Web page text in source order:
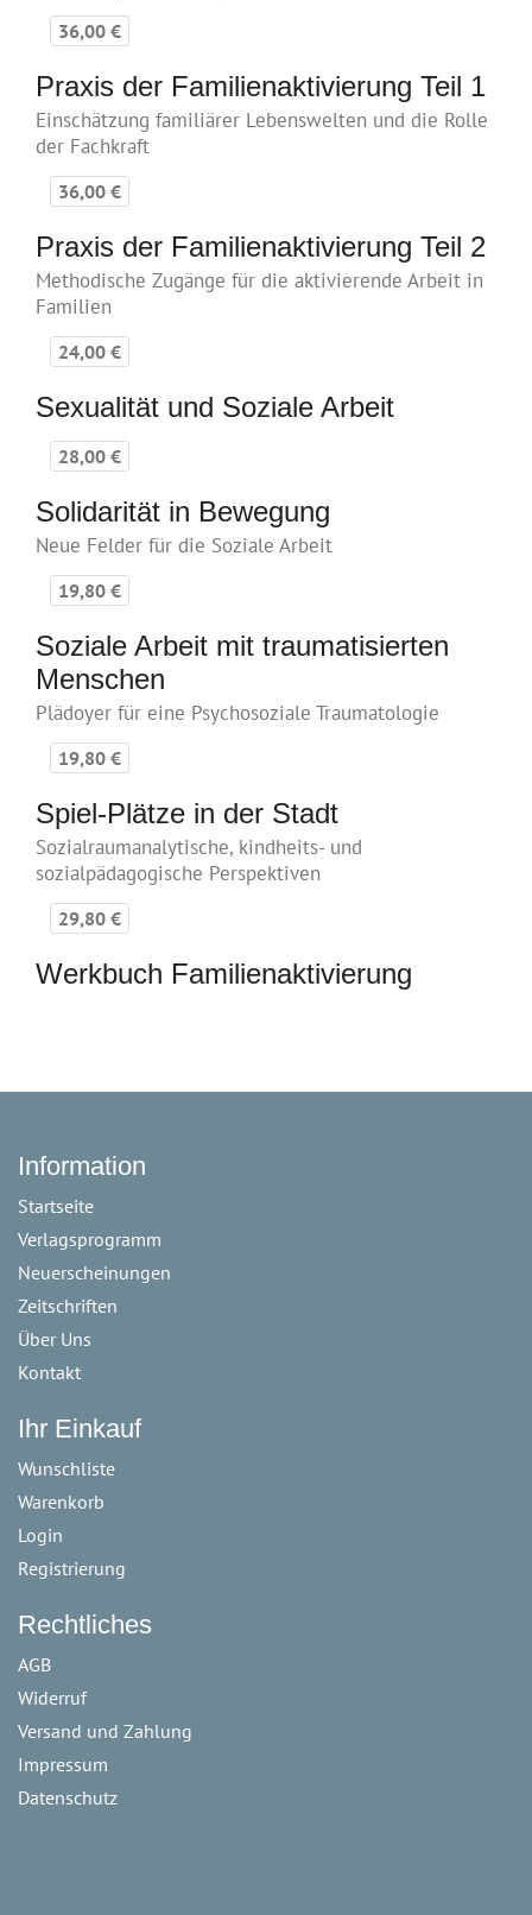
36,00 €
Praxis der Familienaktivierung Teil 1
Einschätzung familiärer Lebenswelten und die Rolle
der Fachkraft
36,00 €
Praxis der Familienaktivierung Teil 2
Methodische Zugänge für die aktivierende Arbeit in
Familien
24,00 €
Sexualität und Soziale Arbeit
28,00 €
Solidarität in Bewegung
Neue Felder für die Soziale Arbeit
19,80 €
Soziale Arbeit mit traumatisierten
Menschen
Plädoyer für eine Psychosoziale Traumatologie
19,80 €
Spiel-Plätze in der Stadt
Sozialraumanalytische, kindheits- und
sozialpädagogische Perspektiven
29,80 €
Werkbuch Familienaktivierung
Information
Startseite
Verlagsprogramm
Neuerscheinungen
Zeitschriften
Über Uns
Kontakt
Ihr Einkauf
Wunschliste
Warenkorb
Login
Registrierung
Rechtliches
AGB
Widerruf
Versand und Zahlung
Impressum
Datenschutz